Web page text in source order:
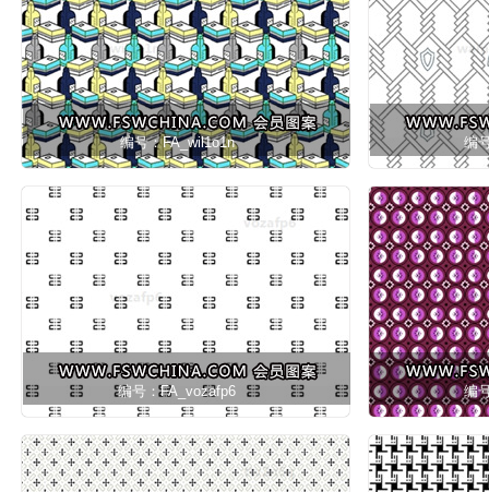
编号：FA_wil1o1n 编
编号：FA_vozafp6 编